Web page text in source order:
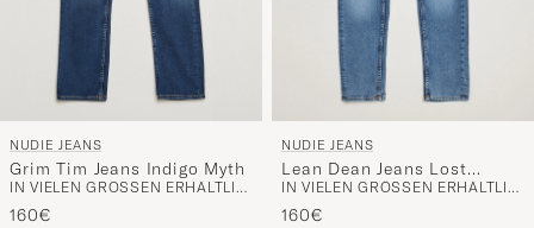
NUDIE JEANS
Grim Tim Jeans Indigo Myth
IN VIELEN GRÖSSEN ERHÄLTLICH
160€
NUDIE JEANS
Lean Dean Jeans Lost
Orange
IN VIELEN GRÖSSEN ERHÄLTLICH
160€